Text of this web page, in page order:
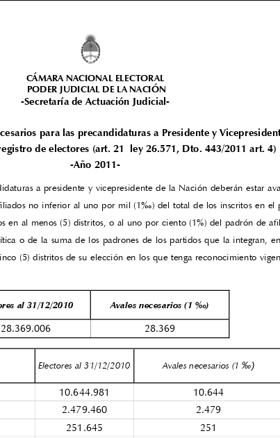
Electores al 31/12/2010 Avales necesarios (1 ‰)
10.644.981
10.644
2.479.460
2.479
CÁMARA NACIONAL ELECTORAL
PODER JUDICIAL DE LA NACIÓN
-Secretaría de Actuación Judicial-
para las precandidaturas a Presidente y
de electores (art . 21 ley 26.571, Dto. 443/2011 art. 4)
-Año 2011-
a presidente y vicepresidente de la Nación deberán estar
no inferior al uno por mil (1‰) del total de los inscritos en el
en al menos (5) distritos , o al uno por ciento (1%) del padrón de
o de la suma de los padrones de los partidos que la integran,
(5) distritos de su elección en los que tenga reconocimiento
al 31/12/2010 Avales necesarios (1 ‰)
28.369.006 28.369